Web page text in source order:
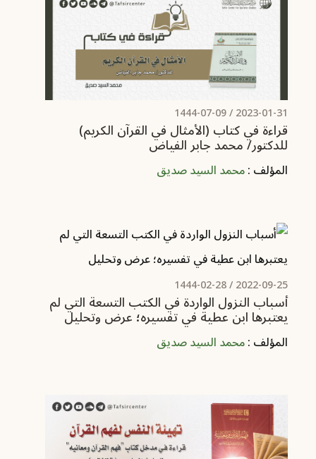
2023-01-31
/ 1444-07-09
قراءة في كتاب (الأمثال في القرآن الكريم)
للدكتور/ محمد جابر الفياض
المؤلف :محمد السيد صديق
2022-09-25
/ 1444-02-28
أسباب النزول الواردة في الكتب التسعة التي لم
يعتبرها ابن عطية في تفسيره؛ عرض وتحليل
المؤلف :محمد السيد صديق